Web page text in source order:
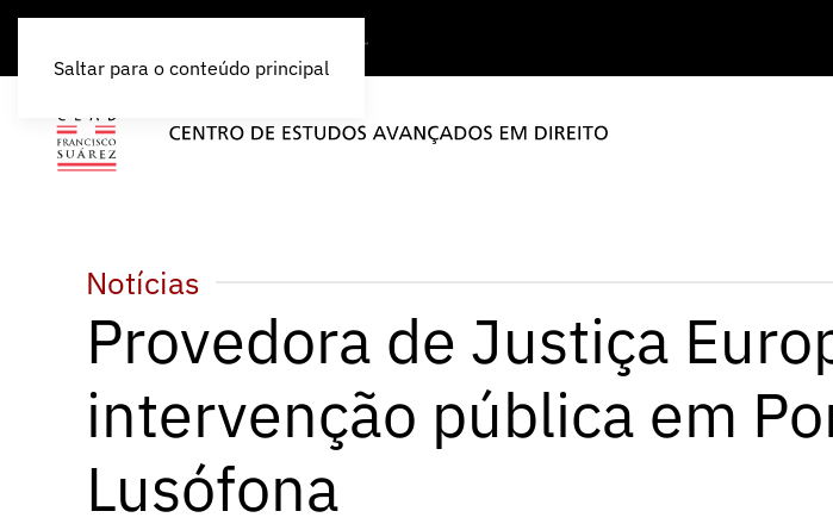
Saltar para o conteúdo principal
Notícias
Provedora de Justiça
intervenção pública em
Lusófona